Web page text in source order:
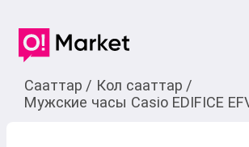
Сааттар / Кол сааттар /
Мужские часы Casio EDIFICE